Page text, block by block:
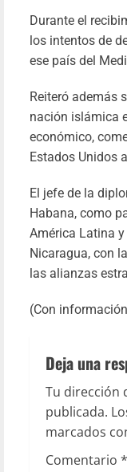
Durante el
los intentos de
ese país del
Reiteró además
nación islámica
económico,
Estados Unidos
El jefe de la
Habana, como
América Latina
Nicaragua, con
las alianzas
(Con
Deja una
Tu dirección
publicada.
marcados
Comentario *